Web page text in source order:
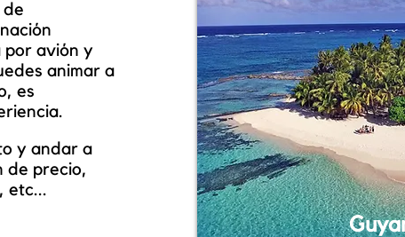
de
por avión y
animar a
es
y andar a
de precio,
etc...